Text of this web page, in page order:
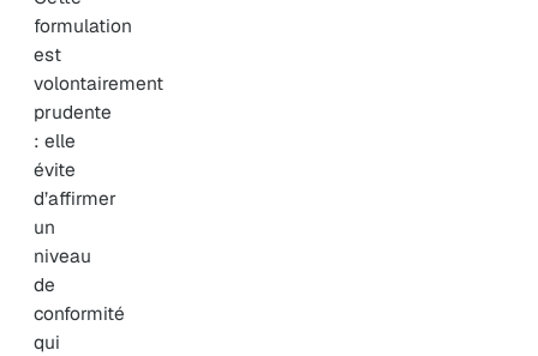
formulation
est
volontairement
prudente
: elle
évite
d’affirmer
un
niveau
de
conformité
qui